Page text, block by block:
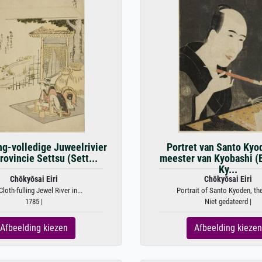
volledige Juweelrivier
Settsu (Sett...
Chōkyōsai Eiri
fulling Jewel River in...
1785 |
Afbeelding kiezen
Portret van Santo
meester van Kyobashi
Ky...
Chōkyōsai Eiri
Portrait of Santo Kyoden,
Niet gedateerd |
Afbeelding kiezen